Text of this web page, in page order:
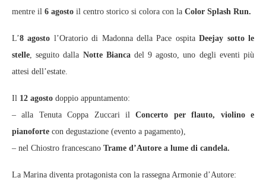
mentre il 6 agosto il centro storico si colora con la Color Splash Run.
L’8 agosto l’Oratorio di Madonna della Pace ospitaDeejay sotto le
stelle , seguito dalla Notte Biancadel 9 agosto, uno degli eventi più
attesi dell’estate.
Il 12 agosto doppio appuntamento:
– alla Tenuta Coppa Zuccari ilConcerto per flauto, violino e
pianoforte con degustazione (evento a pagamento),
– nel Chiostro francescano Trame d’Autore a lume di candela.
La Marina diventa protagonista con la rassegna Armonie d’Autore: